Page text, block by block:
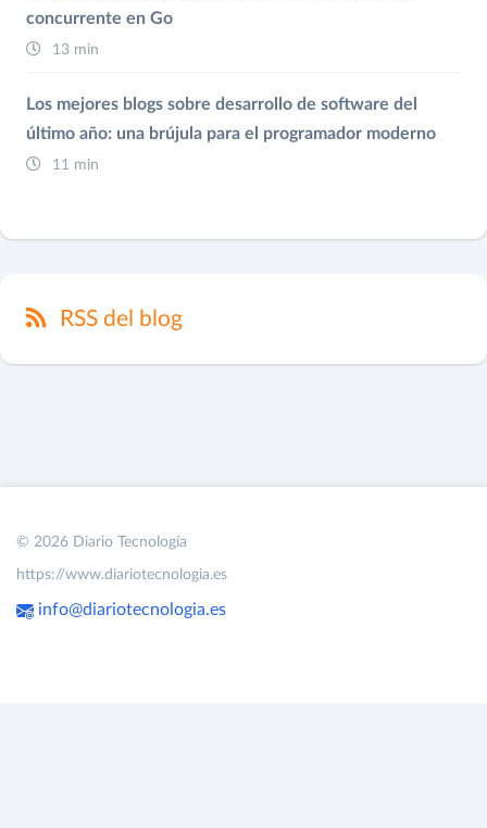
concurrente en Go
13 min
Los mejores blogs sobre desarrollo de software del
último año: una brújula para el programador moderno
11 min
RSS del blog
© 2026 Diario Tecnología
https://www.diariotecnologia.es
info@diariotecnologia.es